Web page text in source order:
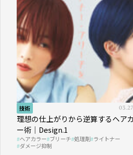
技術
理想の仕上がりから逆算するヘア
ー術｜Design.1
ヘアカラー ブリーチ 処理剤 ライトナー
ダメージ抑制